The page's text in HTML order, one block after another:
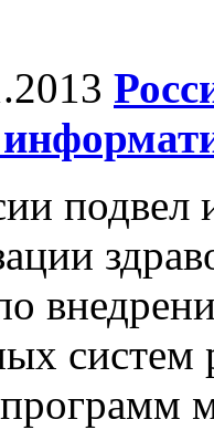
подвел
систем